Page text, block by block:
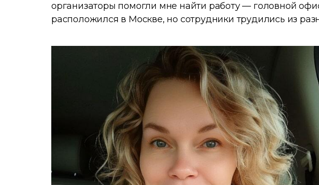
организаторы помогли мне найти работу — головной
расположился в Москве, но сотрудники трудились из